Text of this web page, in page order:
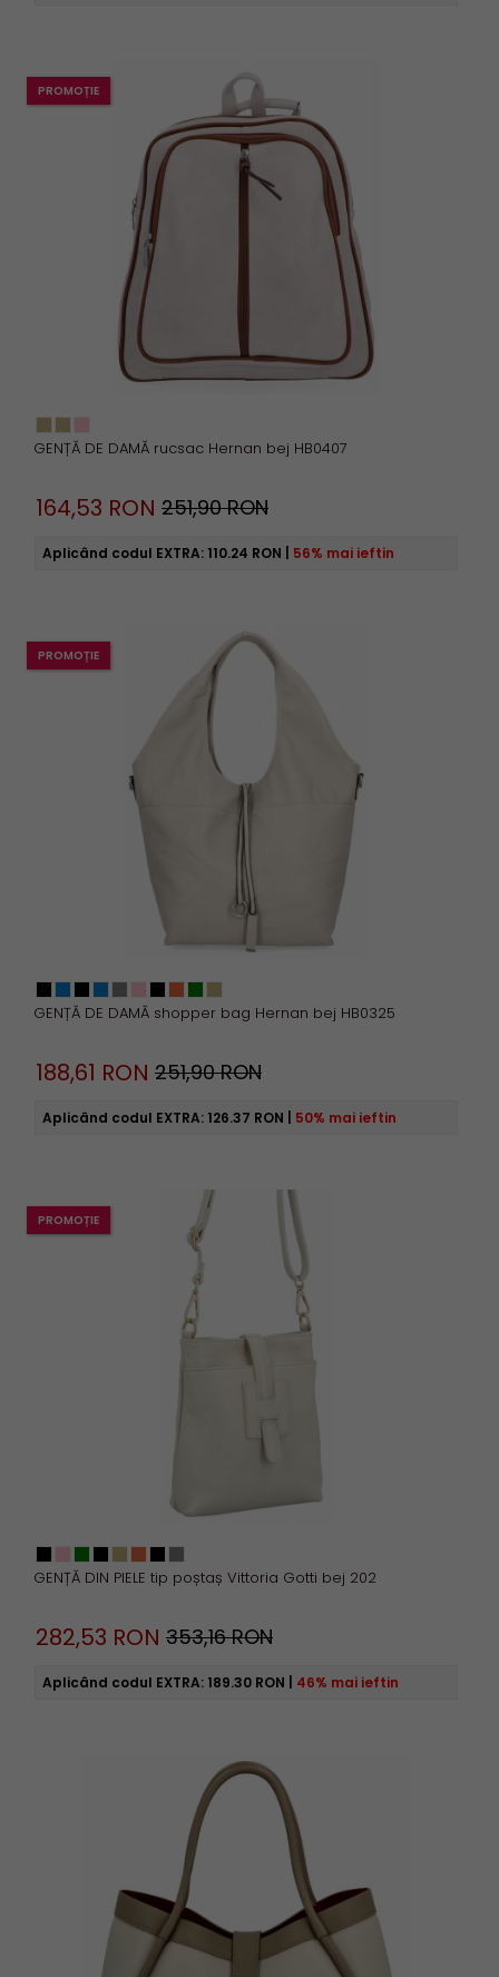
GENȚĂ DE DAMĂ rucsac Hernan bej HB0407
PROMOȚIE
164,53 RON 251,90 RON
Aplicând codul EXTRA: 110.24 RON 56% mai ieftin
GENȚĂ DE DAMĂ shopper bag Hernan bej HB0325
PROMOȚIE
188,61 RON 251,90 RON
Aplicând codul EXTRA: 126.37 RON 50% mai ieftin
GENȚĂ DIN PIELE tip poștaș Vittoria Gotti bej 202
PROMOȚIE
282,53 RON 353,16 RON
Aplicând codul EXTRA: 189.30 RON 46% mai ieftin